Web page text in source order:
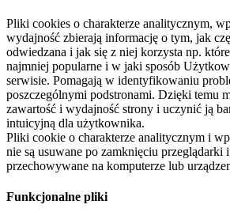
Pliki cookies o charakterze analitycznym,
wydajność zbierają informację o tym, jak
odwiedzana i jak się z niej korzysta np.
najmniej popularne i w jaki sposób
serwisie. Pomagają w identyfikowaniu
poszczególnymi podstronami. Dzięki temu
zawartość i wydajność strony i uczynić ją
intuicyjną dla użytkownika.
Pliki cookie o charakterze analitycznym i
nie są usuwane po zamknięciu przeglądarki
przechowywane na komputerze lub
Funkcjonalne pliki